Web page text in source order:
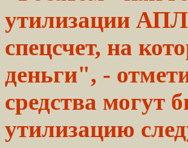
утилизации АПЛ
спецсчет, на
деньги", -
средства могут
утилизацию